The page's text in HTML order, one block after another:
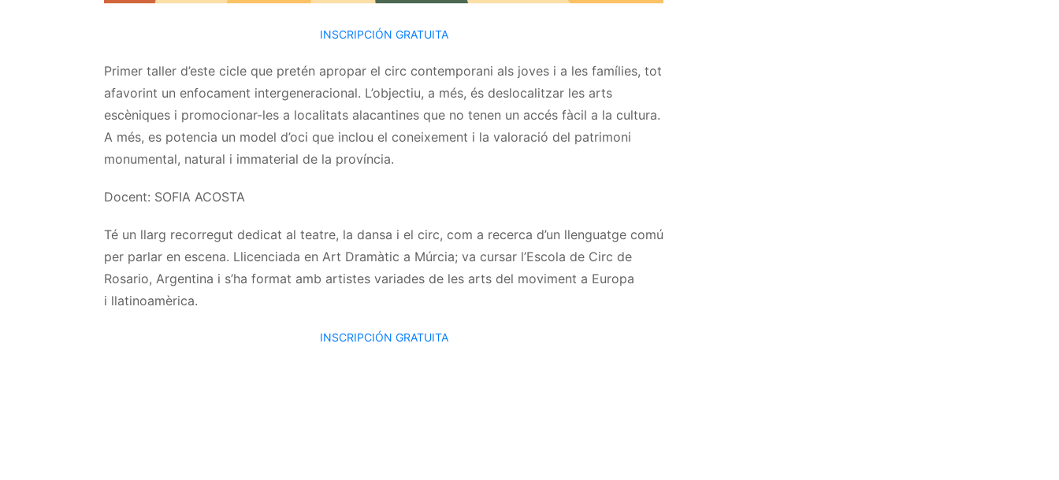
INSCRIPCIÓN GRATUITA
Primer taller d’este cicle que pretén apropar el circ contemporani als joves i a les famílies, tot
afavorint un enfocament intergeneracional. L’objectiu, a més, és deslocalitzar les arts
escèniques i promocionar-les a localitats alacantines que no tenen un accés fàcil a la cultura.
A més, es potencia un model d’oci que inclou el coneixement i la valoració del patrimoni
monumental, natural i immaterial de la província.
Docent: SOFIA ACOSTA
Té un llarg recorregut dedicat al teatre, la dansa i el circ, com a recerca d’un llenguatge comú
per parlar en escena. Llicenciada en Art Dramàtic a Múrcia; va cursar l’Escola de Circ de
Rosario, Argentina i s’ha format amb artistes variades de les arts del moviment a Europa
i llatinoamèrica.
INSCRIPCIÓN GRATUITA